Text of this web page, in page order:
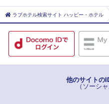
旭市
香取郡東庄町
ラブホテル検索サイト ハッピー・ホテル
他のサイトの
（ソーシ